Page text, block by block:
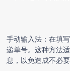
手动输入法：在填
递单号。这种方法
息，以免造成不必要